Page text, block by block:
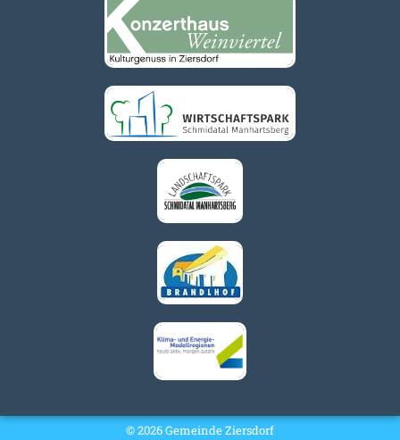
© 2026 Gemeinde Ziersdorf